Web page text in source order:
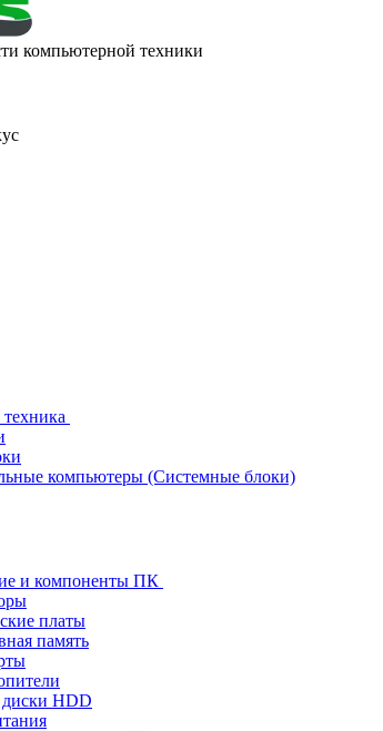
компьютерной техники
компьютеры (Системные блоки)
и компоненты ПК
платы
память
HDD